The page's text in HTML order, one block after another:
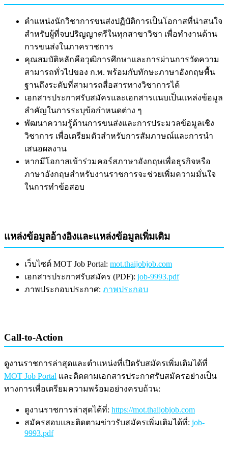
ตำแหน่งนักวิชาการขนส่งปฏิบัติการเป็นโอกาสที่น่าสนใจ
สำหรับผู้ที่จบปริญญาตรีในทุกสาขาวิชา เพื่อทำงานด้าน
การขนส่งในภาคราชการ
คุณสมบัติหลักคือวุฒิการศึกษาและการผ่านการวัดความ
สามารถทั่วไปของ ก.พ. พร้อมกับทักษะภาษาอังกฤษพื้น
ฐานถึงระดับที่สามารถสื่อสารทางวิชาการได้
เอกสารประกาศรับสมัครและเอกสารแนบเป็นแหล่งข้อมูล
สำคัญในการระบุข้อกำหนดต่าง ๆ
พัฒนาความรู้ด้านการขนส่งและการประมวลข้อมูลเชิง
วิชาการ เพื่อเตรียมตัวสำหรับการสัมภาษณ์และการนำ
เสนอผลงาน
หากมีโอกาสเข้าร่วมคอร์สภาษาอังกฤษเพื่อธุรกิจหรือ
ภาษาอังกฤษสำหรับงานราชการจะช่วยเพิ่มความมั่นใจ
ในการทำข้อสอบ
แหล่งข้อมูลอ้างอิงและแหล่งข้อมูลเพิ่มเติม
เว็บไซต์ MOT Job Portal: mot.thaijobjob.com
เอกสารประกาศรับสมัคร (PDF): job-9993.pdf
ภาพประกอบประกาศ: ภาพประกอบ
Call-to-Action
ดูงานราชการล่าสุดและตำแหน่งที่เปิดรับสมัครเพิ่มเติมได้ที่
MOT Job Portal และติดตามเอกสารประกาศรับสมัครอย่างเป็น
ทางการเพื่อเตรียมความพร้อมอย่างครบถ้วน:
ดูงานราชการล่าสุดได้ที่: https://mot.thaijobjob.com
สมัครสอบและติดตามข่าวรับสมัครเพิ่มเติมได้ที่: job-
9993.pdf